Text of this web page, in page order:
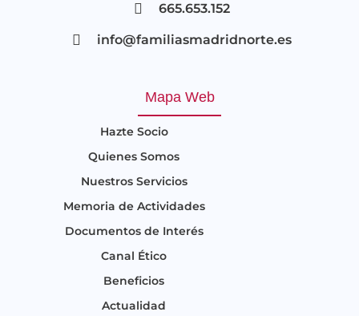
665.653.152
info@familiasmadridnorte.es
Mapa Web
Hazte Socio
Quienes Somos
Nuestros Servicios
Memoria de Actividades
Documentos de Interés
Canal Ético
Beneficios
Actualidad